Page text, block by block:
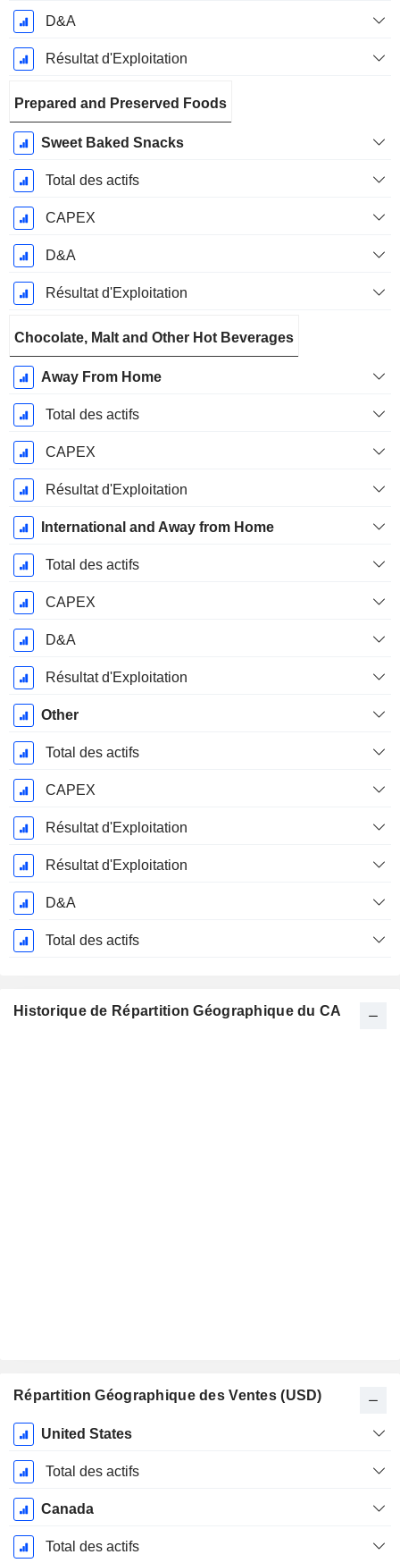
D&A
Résultat d'Exploitation
Prepared and Preserved Foods
Sweet Baked Snacks
Total des actifs
CAPEX
D&A
Résultat d'Exploitation
Chocolate, Malt and Other Hot Beverages
Away From Home
Total des actifs
CAPEX
Résultat d'Exploitation
International and Away from Home
Total des actifs
CAPEX
D&A
Résultat d'Exploitation
Other
Total des actifs
CAPEX
Résultat d'Exploitation
Résultat d'Exploitation
D&A
Total des actifs
Historique de Répartition Géographique du CA
Répartition Géographique des Ventes (USD)
Période
Fiscale:
Avril
United States
Total des actifs
Canada
Total des actifs